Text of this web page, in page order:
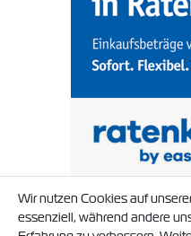
Wir nutzen Cookies auf
essenziell, während andere